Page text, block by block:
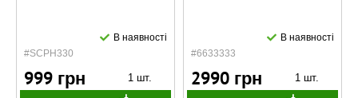
#SCPH330
В наявності
999 грн 1 шт.
#6633333
В наявності
2990 грн 1 шт.